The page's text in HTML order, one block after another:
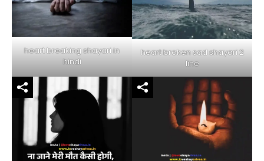
heart breaking shayari in
hindi
heart broken sad shayari 2
line